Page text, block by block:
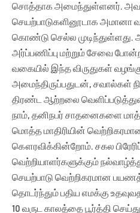
சொத்தாக அமைந்துள்ளனர்.
செயற்பாடுகளினூடாக அமானா
கொண்டு செல்ல முடிந்துள்ளது.
அர்ப்பணிப்பு மற்றும் சேவை
வகையில் இந்த விருதுகள்
அமைந்திருப்பதுடன், சவால்கள்
திரண்ட ஆற்றலை
நாம், தனிநபர் சாதனைகளை
மொத்த மாதிரியின்
கௌரவிக்கின்றோம். சகல
வெற்றியாளர்களுக்கும்
செயற்பாடு வெற்றிகரமான
தொடர்ந்தும் பதிய எமக்கு
10 வருட காலத்தை பூர்த்தி